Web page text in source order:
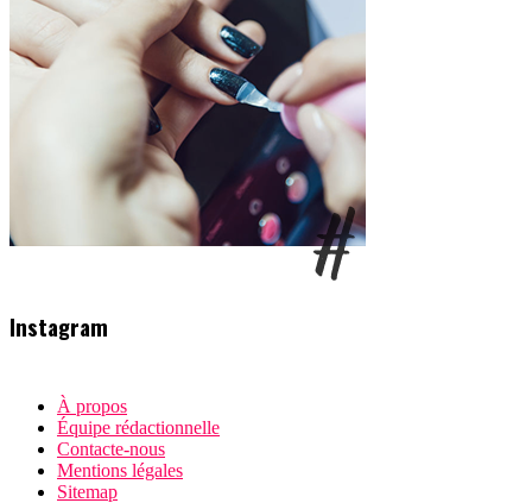
Instagram
À propos
Équipe rédactionnelle
Contacte-nous
Mentions légales
Sitemap